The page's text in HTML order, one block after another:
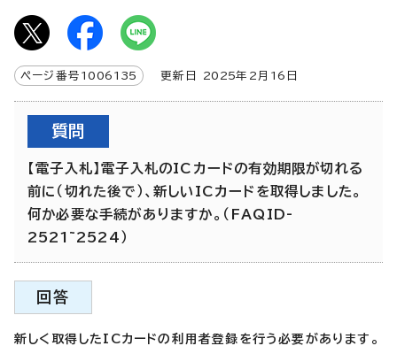
ページ番号 1006135 更新日 2025年2月 16 日
質問
【電子入札】電子入札のICカードの有効期限が切れる
前に（切れた後で）、新しいICカードを取得しました。
何か必要な手続がありますか。（FAQID-
2521~2524）
回答
新しく取得したICカードの利用者登録を行う必要があります。